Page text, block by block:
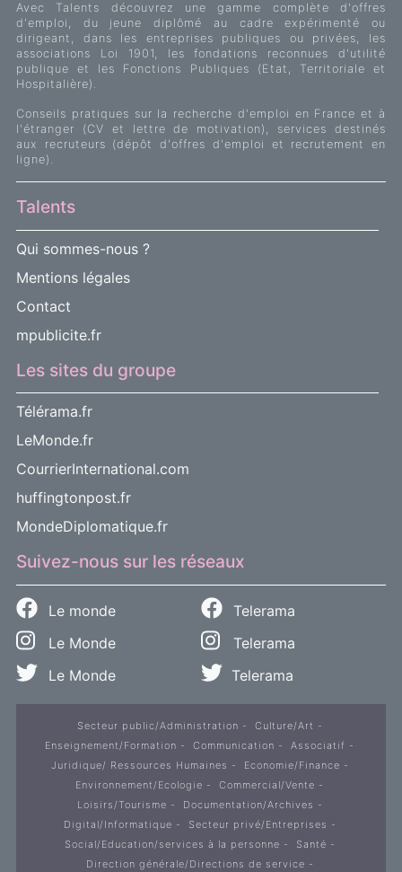
Avec Talents découvrez une gamme complète d'offres
d'emploi, du jeune diplômé au cadre expérimenté ou
dirigeant, dans les entreprises publiques ou privées, les
associations Loi 1901, les fondations reconnues d'utilité
publique et les Fonctions Publiques (Etat, Territoriale et
Hospitalière).
Conseils pratiques sur la recherche d'emploi en France et à
l'étranger (CV et lettre de motivation), services destinés
aux recruteurs (dépôt d'offres d'emploi et recrutement en
ligne).
Talents
Qui sommes-nous ?
Mentions légales
Contact
mpublicite.fr
Les sites du groupe
Télérama.fr
LeMonde.fr
CourrierInternational.com
huffingtonpost.fr
MondeDiplomatique.fr
Suivez-nous sur les réseaux
Le monde
Telerama
Le Monde
Telerama
Le Monde
Telerama
Secteur public/Administration
Culture/Art
Enseignement/Formation
Communication
Associatif
Juridique/ Ressources Humaines
Economie/Finance
Environnement/Ecologie
Commercial/Vente
Loisirs/Tourisme
Documentation/Archives
Digital/Informatique
Secteur privé/Entreprises
Social/Education/services à la personne
Santé
Direction générale/Directions de service